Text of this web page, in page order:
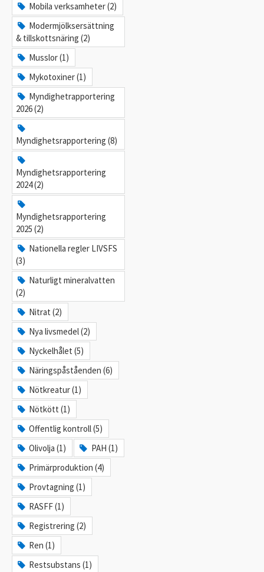
Mobila verksamheter (2)
Modermjölksersättning
& tillskottsnäring (2)
Musslor (1)
Mykotoxiner (1)
Myndighetrapportering
2026 (2)
Myndighetsrapportering (8)
Myndighetsrapportering
2024 (2)
Myndighetsrapportering
2025 (2)
Nationella regler LIVSFS
(3)
Naturligt mineralvatten
(2)
Nitrat (2)
Nya livsmedel (2)
Nyckelhålet (5)
Näringspåståenden (6)
Nötkreatur (1)
Nötkött (1)
Offentlig kontroll (5)
Olivolja (1)
PAH (1)
Primärproduktion (4)
Provtagning (1)
RASFF (1)
Registrering (2)
Ren (1)
Restsubstans (1)